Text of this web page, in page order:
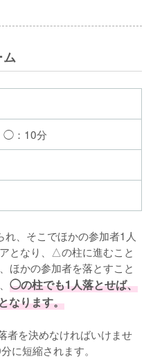
ム
◯：10分
、そこでほかの参加者1人
となり、△の柱に進むこと
ほかの参加者を落とすこと
◯の柱でも1人落とせば、
なります。
を決めなければいけませ
に短縮されます。